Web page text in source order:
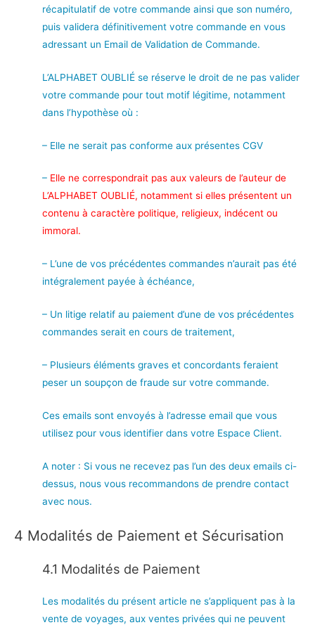
récapitulatif de votre commande ainsi que son numéro,
puis validera définitivement votre commande en vous
adressant un Email de Validation de Commande.
L’ALPHABET OUBLIÉ se réserve le droit de ne pas valider
votre commande pour tout motif légitime, notamment
dans l’hypothèse où :
– Elle ne serait pas conforme aux présentes CGV
– Elle ne correspondrait pas aux valeurs de l’auteur de
L’ALPHABET OUBLIÉ, notamment si elles présentent un
contenu à caractère politique, religieux, indécent ou
immoral.
– L’une de vos précédentes commandes n’aurait pas été
intégralement payée à échéance,
– Un litige relatif au paiement d’une de vos précédentes
commandes serait en cours de traitement,
– Plusieurs éléments graves et concordants feraient
peser un soupçon de fraude sur votre commande.
Ces emails sont envoyés à l’adresse email que vous
utilisez pour vous identifier dans votre Espace Client.
A noter : Si vous ne recevez pas l’un des deux emails ci-
dessus, nous vous recommandons de prendre contact
avec nous.
4 Modalités de Paiement et Sécurisation
4.1 Modalités de Paiement
Les modalités du présent article ne s’appliquent pas à la
vente de voyages, aux ventes privées qui ne peuvent